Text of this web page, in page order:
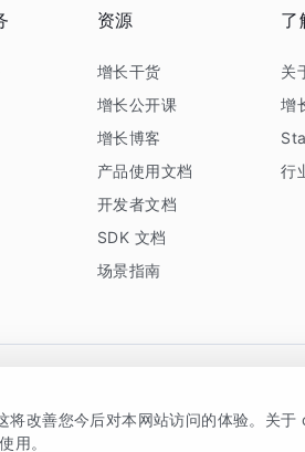
资源
增长干货
增长公开课
增长博客
产品使用文档
开发者文档
SDK 文档
场景指南
了
关
增
行
号
改善您今后对本网站访问的体验。关
用。